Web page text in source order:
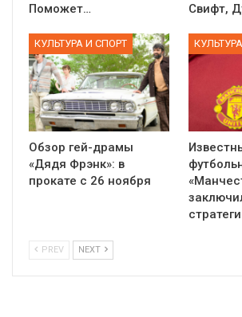
Поможет…
Свифт,
КУЛЬТУРА И СПОРТ
Обзор гей-драмы
«Дядя Фрэнк»: в
прокате с 26 ноября
PREV NEXT